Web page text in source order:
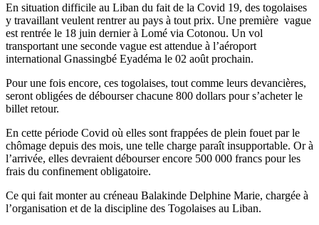
En situation difficile au Liban du fait de la Covid 19, des togolaises
y travaillant veulent rentrer au pays à tout prix. Une première vague
est rentrée le 18 juin dernier à Lomé via Cotonou. Un vol
transportant une seconde vague est attendue à l’aéroport
international Gnassingbé Eyadéma le 02 août prochain.
Pour une fois encore, ces togolaises, tout comme leurs devancières,
seront obligées de débourser chacune 800 dollars pour s’acheter le
billet retour.
En cette période Covid où elles sont frappées de plein fouet par le
chômage depuis des mois, une telle charge paraît insupportable. Or à
l’arrivée, elles devraient débourser encore 500 000 francs pour les
frais du confinement obligatoire.
Ce qui fait monter au créneau Balakinde Delphine Marie, chargée à
l’organisation et de la discipline des Togolaises au Liban.